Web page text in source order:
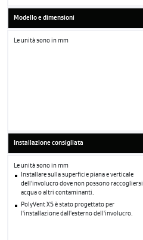
Modello e dimensioni
Le unità sono in mm
Installazione consigliata
Le unità sono in mm
Installare sulla superficie piana e verticale
dell'involucro dove non possono raccogliersi
acqua o altri contaminanti.
PolyVent XS è stato progettato per
l'installazione dall'esterno dell'involucro.